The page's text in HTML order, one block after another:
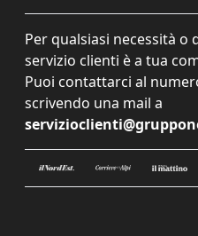
Per qualsiasi necessità o
servizio clienti è a tua
Puoi contattarci al
scrivendo una mail a